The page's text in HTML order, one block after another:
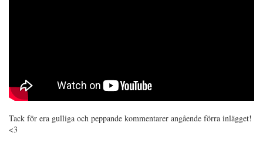
Tack för era gulliga och peppande kommentarer angående förra inlägget!
<3